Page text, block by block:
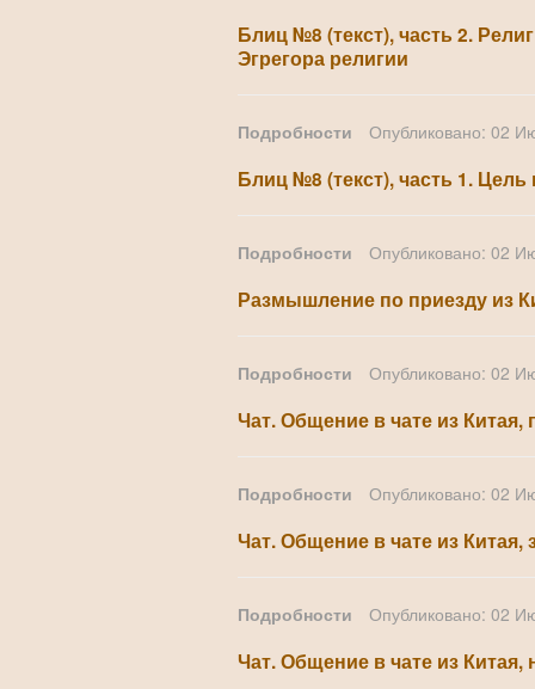
Блиц №8 (текст), часть 2.
Эгрегора религии
Подробности Опубликовано: 02
Блиц №8 (текст), часть 1.
Подробности Опубликовано: 02
Размышление по приезду из
Подробности Опубликовано: 02
Чат. Общение в чате из Китая,
Подробности Опубликовано: 02
Чат. Общение в чате из
Подробности Опубликовано: 02
Чат. Общение в чате из Китая,